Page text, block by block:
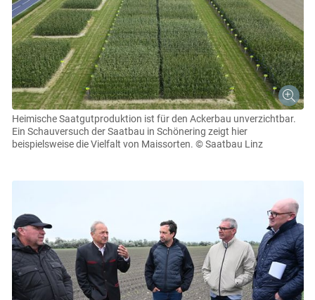
Heimische Saatgutproduktion ist für den Ackerbau unverzichtbar.
Ein Schauversuch der Saatbau in Schönering zeigt hier
beispielsweise die Vielfalt von Maissorten. © Saatbau Linz